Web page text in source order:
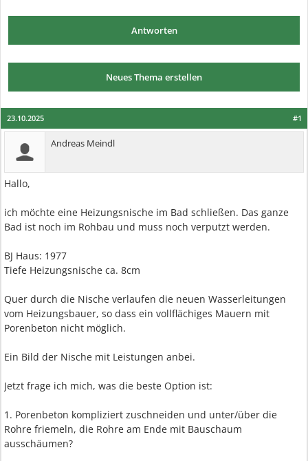
Antworten
Neues Thema erstellen
#1
23.10.2025
Andreas Meindl
Hallo,
ich möchte eine Heizungsnische im Bad schließen. Das ganze
Bad ist noch im Rohbau und muss noch verputzt werden.
BJ Haus: 1977
Tiefe Heizungsnische ca. 8cm
Quer durch die Nische verlaufen die neuen Wasserleitungen
vom Heizungsbauer, so dass ein vollflächiges Mauern mit
Porenbeton nicht möglich.
Ein Bild der Nische mit Leistungen anbei.
Jetzt frage ich mich, was die beste Option ist:
1. Porenbeton kompliziert zuschneiden und unter/über die
Rohre friemeln, die Rohre am Ende mit Bauschaum
ausschäumen?